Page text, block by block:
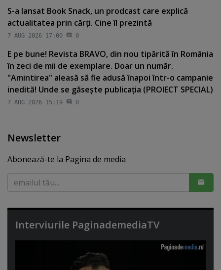
S-a lansat Book Snack, un prodcast care explică
actualitatea prin cărţi. Cine îl prezintă
7 AUG 2026 17:00 0
E pe bune! Revista BRAVO, din nou tipărită în România
în zeci de mii de exemplare. Doar un număr.
"Amintirea" aleasă să fie adusă înapoi într-o campanie
inedită! Unde se găseşte publicaţia (PROIECT SPECIAL)
7 AUG 2026 15:19 0
Newsletter
Abonează-te la Pagina de media
Interviurile PaginademediaTV